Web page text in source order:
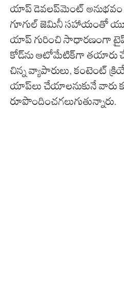
యాప్ డెవలప్‌మెంట్ అనుభవం
గూగుల్ జెమినీ సహాయంతో
యాప్ గురించి సాధారణంగా టైప్
కోడ్‌ను ఆటోమేటిక్‌గా తయారు
చిన్న వ్యాపారులు, కంటెంట్
యాప్‌లు చేయాలనుకునే వారు
రూపొందించగలుగుతున్నారు.